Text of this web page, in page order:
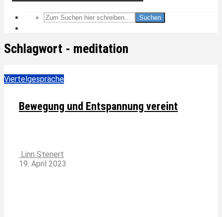
Suchen
Schlagwort - meditation
Viertelgespräche
Bewegung und Entspannung vereint
Linn Stenert
19. April 2023